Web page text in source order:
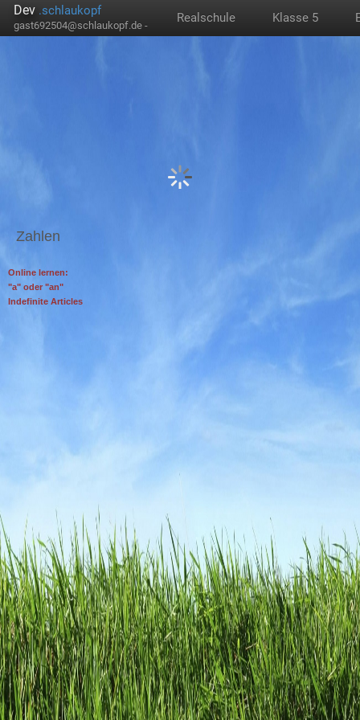
Dev .schlaukopf
gast692504@schlaukopf.de -
Realschule Klasse 5
Zahlen
Online lernen:
"a" oder "an"
Indefinite Articles